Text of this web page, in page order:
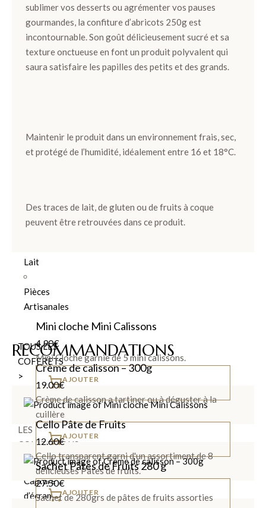
de
Chocolats
Box
et
Panier
Gourmand
Noir
Lait
Pièces
Artisanales
TOUS LES
COFFRETS
>
DÉCOUVRIR
LES
COLLECTIONS
sublimer vos desserts ou agrémenter vos pauses
gourmandes, la confiture d’abricots 250g est
incontournable. Son goût délicieusement sucré et sa
texture onctueuse en font un produit polyvalent qui
saura satisfaire les papilles des petits et des grands.
Maintenir le produit dans un environnement frais, sec,
et protégé de l’humidité, idéalement entre 16 et 18°C.
Des traces de lait, de gluten ou de fruits à coque
peuvent être retrouvées dans ce produit.
RECOMMANDATIONS
Mini cloche Mini Calissons
4.90€
Mini Cloche garnie de 5 mini calissons.
AJOUTER
Crème de calisson – 300g
19.00€
Crème de calisson a tartiner ou à déguster à la
cuillère
AJOUTER
Cello Pâte de Fruits
12.60€
Cello transparent garni d'un assortiment de 8
délicieuses Pâtes de fruits.
AJOUTER
Sachet Pâtes de Fruits 280 g
27.50€
Sachet de 280grs de pâtes de fruits assorties